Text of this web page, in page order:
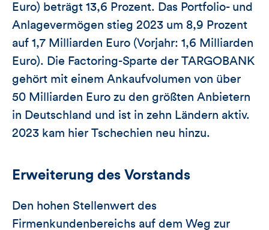
Euro) beträgt 13,6 Prozent. Das Portfolio- und
Anlagevermögen stieg 2023 um 8,9 Prozent
auf 1,7 Milliarden Euro (Vorjahr: 1,6 Milliarden
Euro). Die Factoring-Sparte der TARGOBANK
gehört mit einem Ankaufvolumen von über
50 Milliarden Euro zu den größten Anbietern
in Deutschland und ist in zehn Ländern aktiv.
2023 kam hier Tschechien neu hinzu.
Erweiterung des Vorstands
Den hohen Stellenwert des
Firmenkundenbereichs auf dem Weg zur